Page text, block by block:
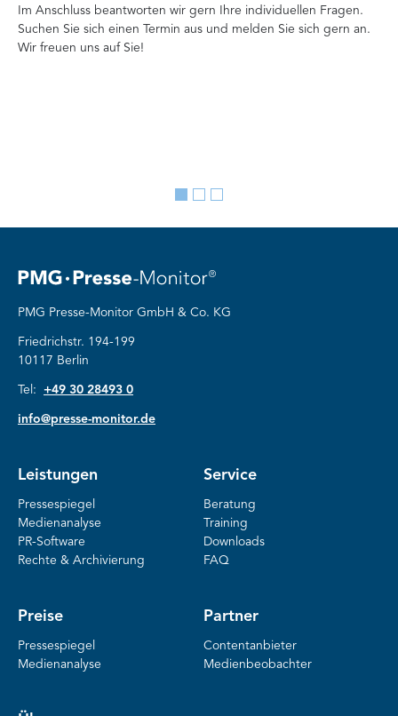
Im Anschluss beantworten wir gern Ihre individuellen Fragen.
Suchen Sie sich einen Termin aus und melden Sie sich gern an.
Wir freuen uns auf Sie!
Go
slide
Go
slide
Go
slide
PMG Presse-Monitor GmbH & Co. KG
Friedrichstr. 194-199
10117 Berlin
Tel: +49 30 28493 0
info@presse-monitor.de
Leistungen
Pressespiegel
Medienanalyse
PR-Software
Rechte & Archivierung
Service
Beratung
Training
Downloads
FAQ
Preise
Pressespiegel
Medienanalyse
Partner
Contentanbieter
Medienbeobachter